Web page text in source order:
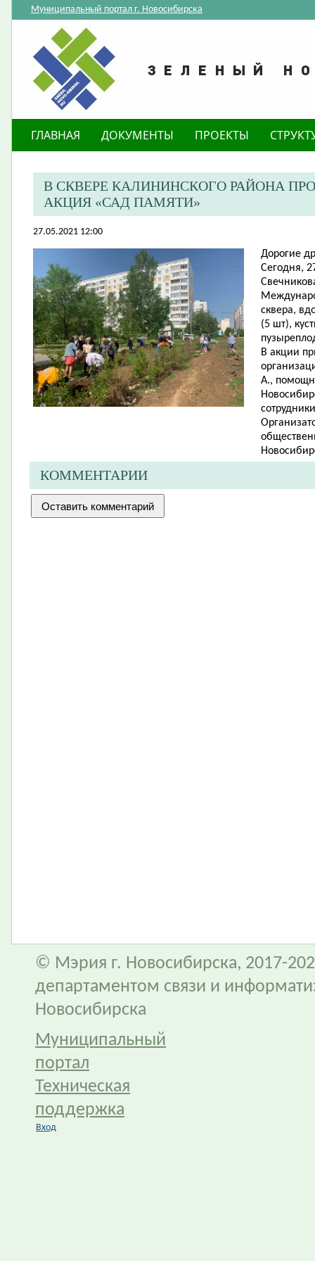
Муниципальный портал г. Новосибирска
ГЛАВНАЯ ДОКУМЕНТЫ ПРОЕКТЫ
В СКВЕРЕ КАЛИНИНСКОГО РАЙОНА
АКЦИЯ «САД ПАМЯТИ»
27.05.2021 12:00
Дорогие
Сегодня,
сквера,
(5 шт),
В акции
А.,
сотрудники
КОММЕНТАРИИ
© Мэрия г. Новосибирска, 2017-
департаментом связи и
Новосибирска
Муниципальный
портал
Техническая
поддержка
Вход